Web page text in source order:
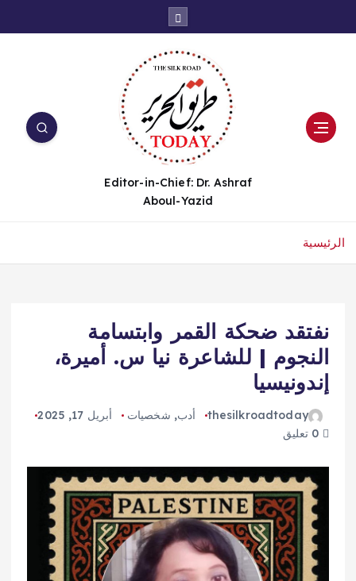
ت
Editor-in-Chief: Dr. Ashraf
Aboul-Yazid
الرئيسية
نفتقد ضحكة القمر وابتسامة
النجوم | للشاعرة نيا س. أميرة،
إندونيسيا
thesilkroadtoday أدب, شخصيات
أبريل 17, 2025